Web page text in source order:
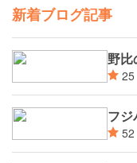
新着ブログ記事
野比
25
フジ
52